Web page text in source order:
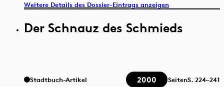
Weitere Details des Dossier-Eintrags anzeigen
Der Schnauz des Schmieds
Stadtbuch-Artikel 2000 SeitenS. 224–241